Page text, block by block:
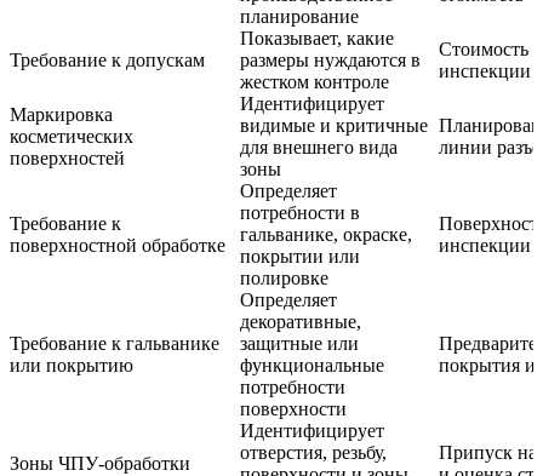
планирование
Требование к допускам
Показывает, какие
размеры нуждаются в
жестком контроле
Стоимость
инспекции
Маркировка
косметических
поверхностей
Идентифицирует
видимые и критичные
для внешнего вида
зоны
линии
Требование к
поверхностной обработке
Определяет
потребности в
гальванике, окраске,
покрытии или
полировке
инспекции
Требование к гальванике
или покрытию
Определяет
декоративные,
защитные или
функциональные
потребности
поверхности
покрытия и
Зоны ЧПУ-обработки
Идентифицирует
отверстия, резьбу,
Припуск на